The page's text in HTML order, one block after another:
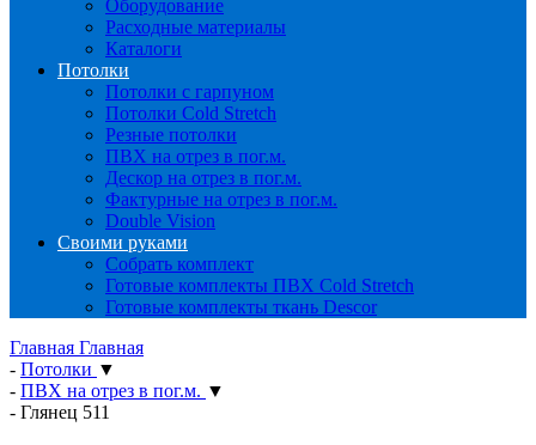
Оборудование
Расходные материалы
Каталоги
Потолки
Потолки с гарпуном
Потолки Cold Stretch
Резные потолки
ПВХ на отрез в пог.м.
Дескор на отрез в пог.м.
Фактурные на отрез в пог.м.
Double Vision
Своими руками
Собрать комплект
Готовые комплекты ПВХ Cold Stretch
Готовые комплекты ткань Descor
Главная Главная
- Потолки ▼
- ПВХ на отрез в пог.м. ▼
- Глянец 511